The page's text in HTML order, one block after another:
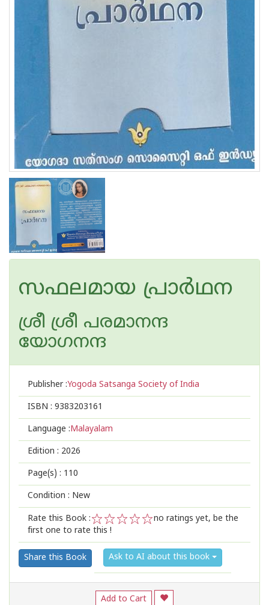
സഫലമായ പ്രാർഥന
ശ്രീ ശ്രീ പരമാനന്ദ
യോഗനന്ദ
Publisher :Yogoda Satsanga Society of India
ISBN : 9383203161
Language :Malayalam
Edition : 2026
Page(s) : 110
Condition : New
Rate this Book :
2
1
no ratings yet, be the
first one to rate this !
Share this Book Ask to AI about this book
Add to Cart